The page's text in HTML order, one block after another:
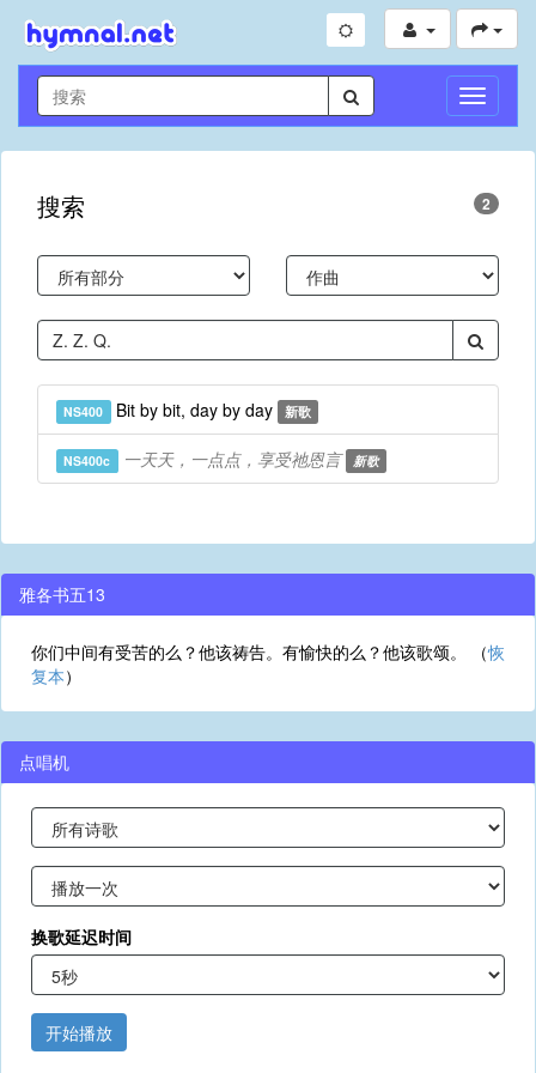
切
换
导
搜索 2
NS400 Bit by bit, day by day 新歌
NS400c 一天天，一点点，享受祂恩言 新歌
雅各书五13
你们中间有受苦的么？他该祷告。有愉快的么？他该歌颂。 （恢
复本）
点唱机
换歌延迟时间
开始播放